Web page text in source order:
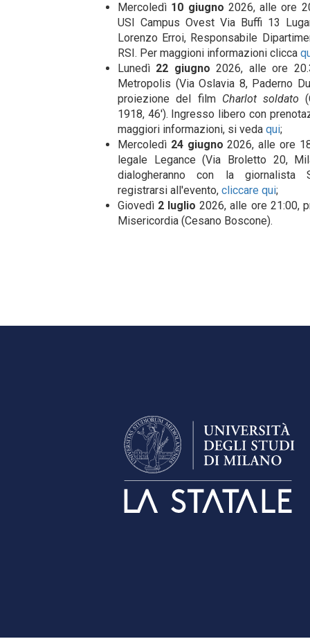
Mercoledì 10 giugno 2026, alle ore
USI Campus Ovest Via Buffi 13
Lorenzo Erroi, Responsabile
RSI. Per maggioni informazioni clicca
Lunedì 22 giugno 2026, alle ore
Metropolis (Via Oslavia 8, Paderno
proiezione del film Charlot soldato
1918, 46′). Ingresso libero con
maggiori informazioni, si veda qui;
Mercoledì 24 giugno2026, alle ore
legale Legance (Via Broletto 20,
dialogheranno con la giornalista
registrarsi all'evento, cliccare qui;
Giovedì 2 luglio 2026, alle ore 21:00,
Misericordia (Cesano Boscone).